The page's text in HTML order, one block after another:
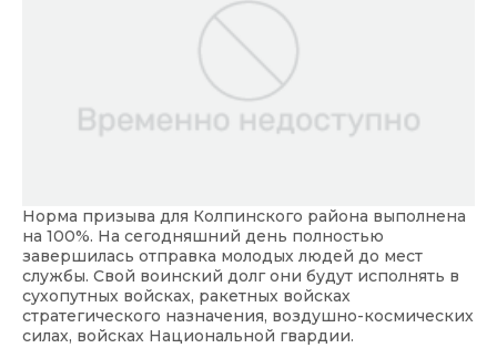
Норма призыва для Колпинского района выполнена
на 100%. На сегодняшний день полностью
завершилась отправка молодых людей до мест
службы. Свой воинский долг они будут исполнять в
сухопутных войсках, ракетных войсках
стратегического назначения, воздушно-космических
силах, войсках Национальной гвардии.